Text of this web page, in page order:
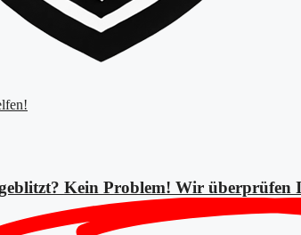
Kein Problem! Wir überprüfen